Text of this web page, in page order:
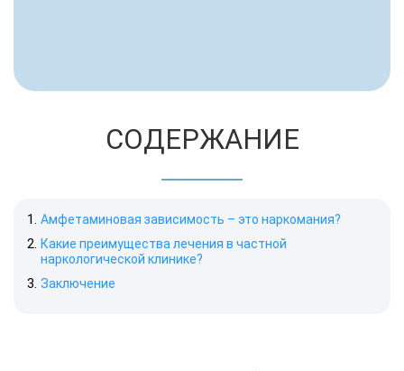
СОДЕРЖАНИЕ
Амфетаминовая зависимость – это наркомания?
Какие преимущества лечения в частной
наркологической клинике?
Заключение